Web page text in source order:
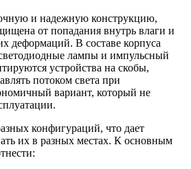
и надежную конструкцию,
от попадания внутрь влаги и
деформаций. В составе корпуса
лампы и импульсный
устройства на скобы,
потоком света при
вариант, который не
конфигураций, что дает
их в разных местах. К основным